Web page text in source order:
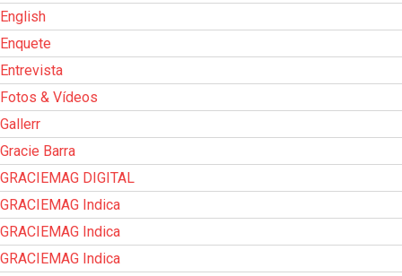
English
Enquete
Entrevista
Fotos & Vídeos
Gallerr
Gracie Barra
GRACIEMAG DIGITAL
GRACIEMAG Indica
GRACIEMAG Indica
GRACIEMAG Indica